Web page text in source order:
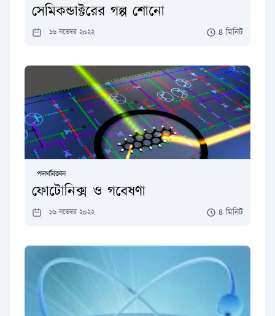
সেমিকন্ডাক্টরের গল্প শোনো
১৬ নভেম্বর ২০২২ ৪ মিনিট
পদার্থবিজ্ঞান
ফোটোনিক্স ও গবেষণা
১৬ নভেম্বর ২০২২ ৪ মিনিট